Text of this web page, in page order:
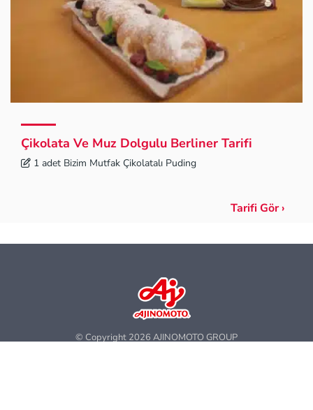
Çikolata Ve Muz Dolgulu Berliner Tarifi
1 adet Bizim Mutfak Çikolatalı Puding
Tarifi Gör ›
© Copyright 2026 AJINOMOTO GROUP